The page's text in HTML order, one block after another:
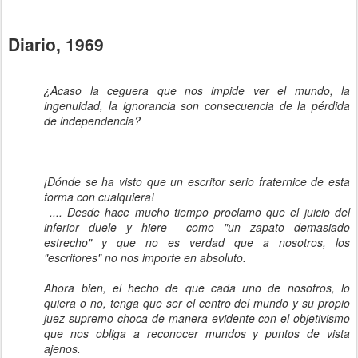
Diario, 1969
¿Acaso la ceguera que nos impide ver el mundo, la
ingenuidad, la ignorancia son consecuencia de la pérdida
de independencia?
¡Dónde se ha visto que un escritor serio fraternice de esta
forma con cualquiera!
.... Desde hace mucho tiempo proclamo que el juicio del
inferior duele y hiere como "un zapato demasiado
estrecho" y que no es verdad que a nosotros, los
"escritores" no nos importe en absoluto.
Ahora bien, el hecho de que cada uno de nosotros, lo
quiera o no, tenga que ser el centro del mundo y su propio
juez supremo choca de manera evidente con el objetivismo
que nos obliga a reconocer mundos y puntos de vista
ajenos.